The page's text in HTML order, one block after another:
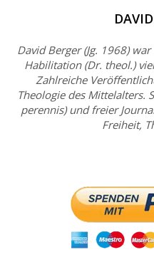
David Berger (Jg. 1968)
Habilitation (Dr. theol.)
Zahlreiche
Theologie des Mittelalters.
perennis) und freier
Freiheit,